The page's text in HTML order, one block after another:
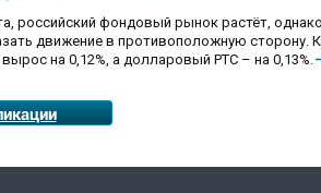
российский фондовый рынок растёт,
движение в противоположную сторону.
на 0,12%, а долларовый РТС – на 0,13%.